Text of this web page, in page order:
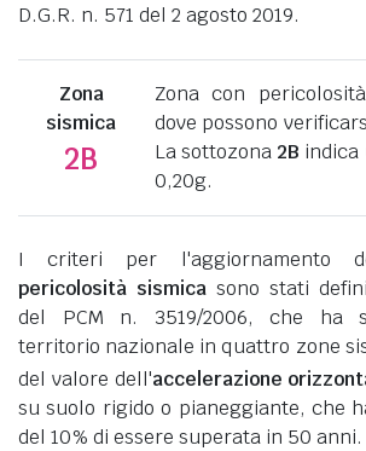
D.G.R. n. 571 del 2 agosto 2019.
Zona
sismica
2B
Zona con
dove possono
La sottozona 2B indica
0,20g.
I criteri per l'aggiornamento
pericolosità sismica sono stati
del PCM n. 3519/2006, che ha
territorio nazionale in quattro zone
del valore dell'accelerazione
su suolo rigido o pianeggiante, che
del 10% di essere superata in 50 anni.